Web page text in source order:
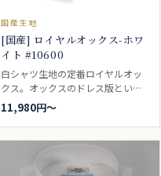
国産生地
[国産] ロイヤルオックス-ホワ
イト #10600
白シャツ生地の定番ロイヤルオッ
クス。オックスのドレス版という
のは名前だけで、カジュアルでも
ドレスでも着られる万能シャツ生
地。ビジネスシャツ向き。
11,980円〜